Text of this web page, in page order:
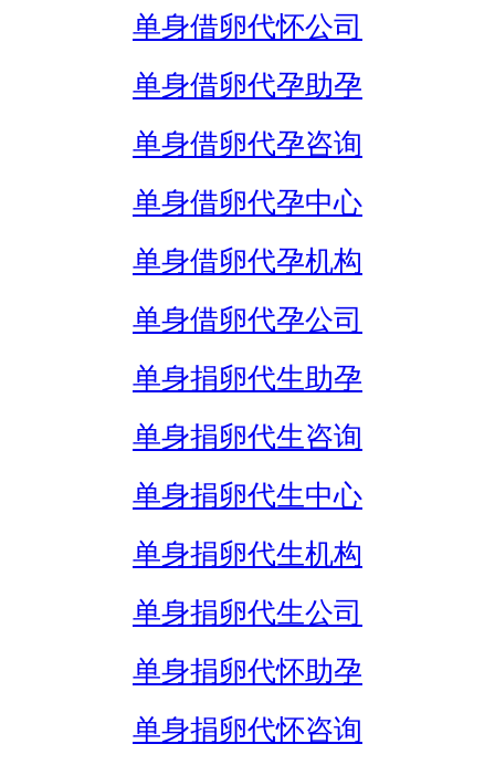
单身借卵代怀公司
单身借卵代孕助孕
单身借卵代孕咨询
单身借卵代孕中心
单身借卵代孕机构
单身借卵代孕公司
单身捐卵代生助孕
单身捐卵代生咨询
单身捐卵代生中心
单身捐卵代生机构
单身捐卵代生公司
单身捐卵代怀助孕
单身捐卵代怀咨询